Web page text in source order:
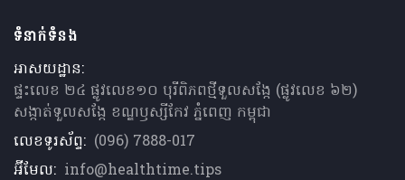
ទំនាក់ទំនង
អាសយដ្ឋាន:
ផ្ទះលេខ ២៤ ផ្លូវលេខ១០ បុរីពិភពថ្មីទួលសង្កែ (ផ្លូវលេខ ៦២)
សង្កាត់ទួលសង្កែ ខណ្ឌឫស្សីកែវ ភ្នំពេញ កម្ពុជា
លេខទូរស័ព្ទ: (096) 7888-017
អ៊ីមែល: info@healthtime.tips